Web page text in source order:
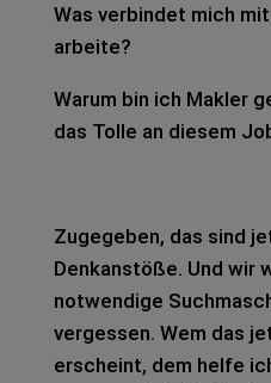
Was ver­bin­det mich
arbei­te?
Warum bin ich Mak­ler
das Tolle an die­sem
Zuge­ge­ben, das sind
Denk­an­stö­ße. Und wir
not­wen­di­ge
ver­ges­sen. Wem das
erscheint, dem helfe